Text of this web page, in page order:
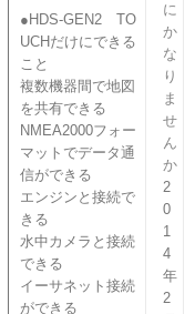
●HDS-GEN2 TO
UCHだけにできる
こと
複数機器間で地図
を共有できる
NMEA2000フォー
マットでデータ通
信ができる
エンジンと接続で
きる
水中カメラと接続
できる
イーサネット接続
ができる
に
か
な
り
ま
せ
ん
か
2
0
1
4
年
2